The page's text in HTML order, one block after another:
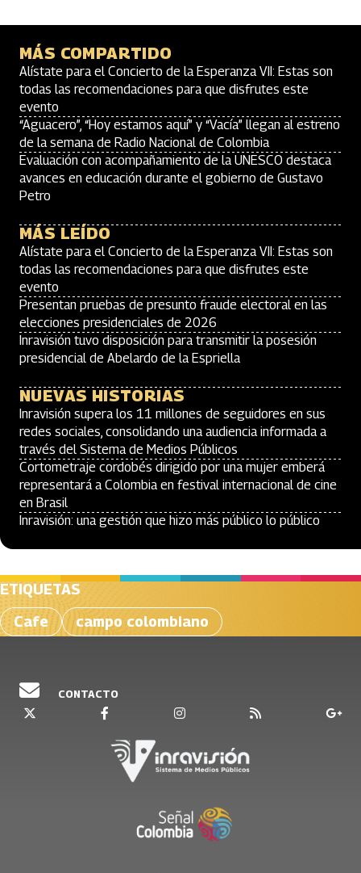
MÁS COMPARTIDO
Alístate para el Concierto de la Esperanza VII: Estas son
todas las recomendaciones para que disfrutes este
evento
“Aguacero”, “Hoy estamos aquí” y “Vacía” llegan al estreno
de la semana de Radio Nacional de Colombia
Evaluación con acompañamiento de la UNESCO destaca
avances en educación durante el gobierno de Gustavo
Petro
MÁS LEÍDO
Alístate para el Concierto de la Esperanza VII: Estas son
todas las recomendaciones para que disfrutes este
evento
Presentan pruebas de presunto fraude electoral en las
elecciones presidenciales de 2026
Inravisión tuvo disposición para transmitir la posesión
presidencial de Abelardo de la Espriella
NUEVAS HISTORIAS
Inravisión supera los 11 millones de seguidores en sus
redes sociales, consolidando una audiencia informada a
través del Sistema de Medios Públicos
Cortometraje cordobés dirigido por una mujer emberá
representará a Colombia en festival internacional de cine
en Brasil
Inravisión: una gestión que hizo más público lo público
ETIQUETAS
Cafe
campo colombiano
CONTACTO